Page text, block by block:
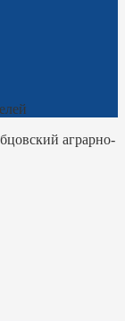
аграрно-